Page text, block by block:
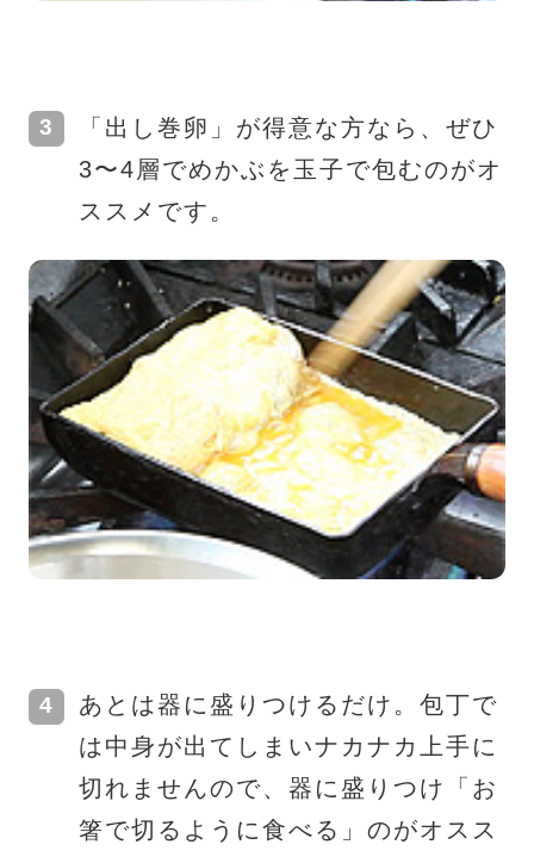
「出し巻卵」が得意な方なら、ぜひ
3〜4層でめかぶを玉子で包むのがオ
ススメです。
あとは器に盛りつけるだけ。包丁で
は中身が出てしまいナカナカ上手に
切れませんので、器に盛りつけ「お
箸で切るように食べる」のがオスス